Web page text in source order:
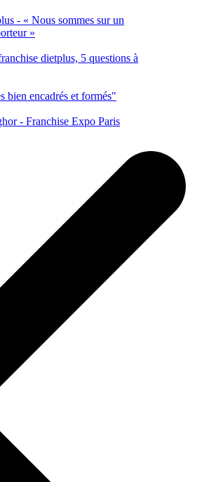
- « Nous sommes sur un
»
dietplus, 5 questions à
bien encadrés et formés"
- Franchise Expo Paris